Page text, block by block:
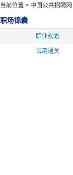
当前位置 > 中国公共招聘网
职场锦囊
职业规划
试用通关